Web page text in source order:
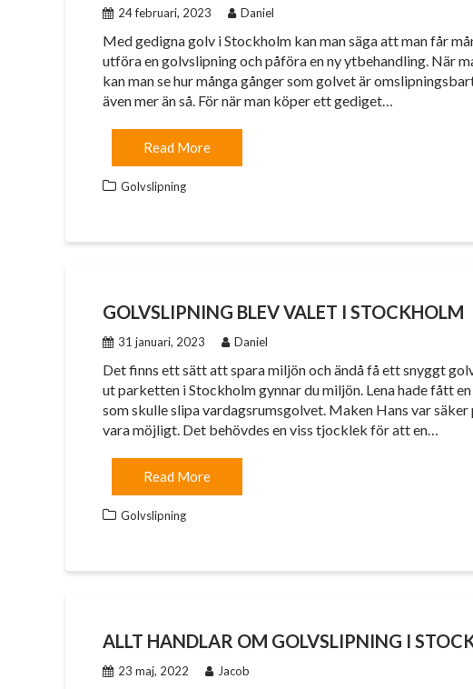
24 februari, 2023 Daniel
Med gedigna golv i Stockholm kan man säga att man får
utföra en golvslipning och påföra en ny ytbehandling. När
kan man se hur många gånger som golvet är
även mer än så. För när man köper ett gediget…
Read More
Golvslipning
GOLVSLIPNING BLEV VALET I STOCKHOLM
31 januari, 2023 Daniel
Det finns ett sätt att spara miljön och ändå få ett snyggt
ut parketten i Stockholm gynnar du miljön. Lena hade fått
som skulle slipa vardagsrumsgolvet. Maken Hans var
vara möjligt. Det behövdes en viss tjocklek för att en…
Read More
Golvslipning
ALLT HANDLAR OM GOLVSLIPNING I
23 maj, 2022 Jacob